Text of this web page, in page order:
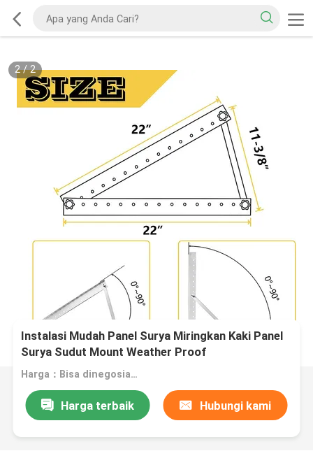
2/2
Instalasi Mudah Panel Surya Miringkan Kaki Panel
Surya Sudut Mount Weather Proof
Harga：Bisa dinegosiasikan
Harga terbaik Hubungi kami